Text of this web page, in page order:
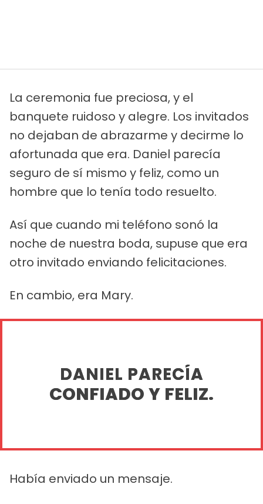
La ceremonia fue preciosa, y el
banquete ruidoso y alegre. Los invitados
no dejaban de abrazarme y decirme lo
afortunada que era. Daniel parecía
seguro de sí mismo y feliz, como un
hombre que lo tenía todo resuelto.
Así que cuando mi teléfono sonó la
noche de nuestra boda, supuse que era
otro invitado enviando felicitaciones.
En cambio, era Mary.
DANIEL PARECÍA
CONFIADO Y FELIZ.
Había enviado un mensaje.